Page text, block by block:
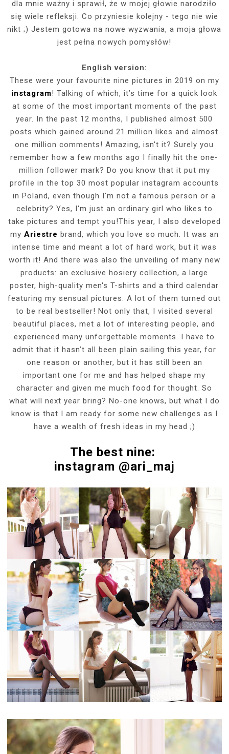
dla mnie ważny i sprawił, że w mojej głowie narodziło
się wiele refleksji. Co przyniesie kolejny - tego nie wie
nikt ;) Jestem gotowa na nowe wyzwania, a moja głowa
jest pełna nowych pomysłów!
English version:
These were your favourite nine pictures in 2019 on my
instagram! Talking of which, it’s time for a quick look
at some of the most important moments of the past
year. In the past 12 months, I published almost 500
posts which gained around 21 million likes and almost
one million comments! Amazing, isn't it? Surely you
remember how a few months ago I finally hit the one-
million follower mark? Do you know that it put my
profile in the top 30 most popular instagram accounts
in Poland, even though I'm not a famous person or a
celebrity? Yes, I'm just an ordinary girl who likes to
take pictures and tempt you!This year, I also developed
my Ariestre brand, which you love so much. It was an
intense time and meant a lot of hard work, but it was
worth it! And there was also the unveiling of many new
products: an exclusive hosiery collection, a large
poster, high-quality men's T-shirts and a third calendar
featuring my sensual pictures. A lot of them turned out
to be real bestseller! Not only that, I visited several
beautiful places, met a lot of interesting people, and
experienced many unforgettable moments. I have to
admit that it hasn’t all been plain sailing this year, for
one reason or another, but it has still been an
important one for me and has helped shape my
character and given me much food for thought. So
what will next year bring? No-one knows, but what I do
know is that I am ready for some new challenges as I
have a wealth of fresh ideas in my head ;)
The best nine:
instagram @ari_maj